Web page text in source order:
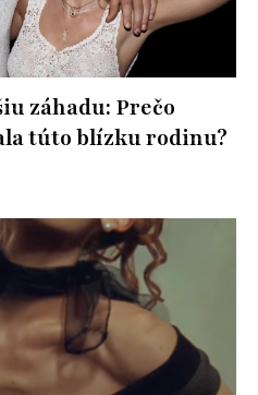
záhadu: Prečo
túto blízku rodinu?